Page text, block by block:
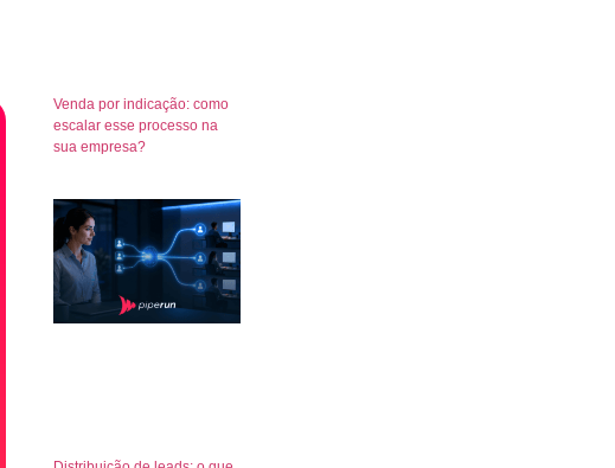
Venda por indicação: como
escalar esse processo na
sua empresa?